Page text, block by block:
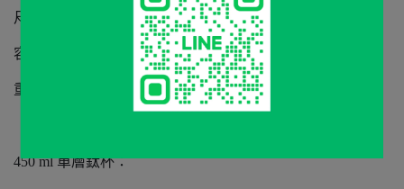
尺寸：φ76.2×82mm
容量：300ml
重量：50g
450 ml 單層鈦杯：